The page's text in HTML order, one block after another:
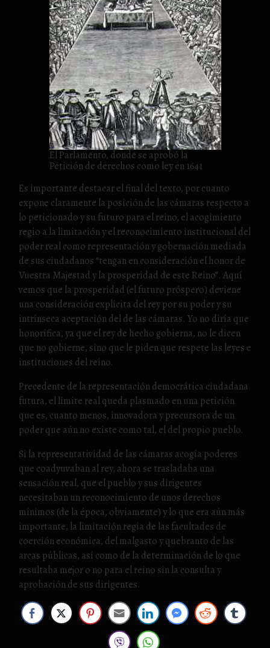
El Parlamento, donde se aprobó la
Petición de derechos como ley en 1641
Es importante destacar el final del texto, por cuanto
expone claramente la posición de las cámaras respecto a
lo peticionado y su futuro para el reino, el acogimiento
regio a la limitación y el reconocimiento institucional del
poder real como representación y gobernación mediada
de sus ciudadanos “tengan en consideración el honor de
Vuestra Majestad y la prosperidad de este Reino”. Aquí
vemos que la prosperidad (el futuro próspero) deviene
una consideración explícita del rey por su poder y su
intrínseca aceptación del de las cámaras. Yo no diría que
honorífica, ya que el rey de hecho gobierna, no le dicen
que no gobierne, sino que le piden que respete las leyes e
instituciones del reino.
Precedente de la representación democrática ciudadana
futura, el límite real queda plasmado en una petición
que es, cuanto menos, innovadora y precursora de un
poder que aún no existe como tal, el del propio pueblo.
Si la representatividad de las cámaras acogía poderes
que coadyuvaban al rey, ahora se trasladaba una
sensación real, que el pueblo y sus dirigentes
necesitaban un reconocimiento de unos derechos
mínimos (de la época, obviamente) y lo que era aún más
importante, la limitación regia de las facultades de
coerción económica, del malgasto y quebranto de las
arcas públicas, así como de la determinación de lo que
resultaba mejor o no para el reino sin la consulta y
aprobación de sus dirigentes.